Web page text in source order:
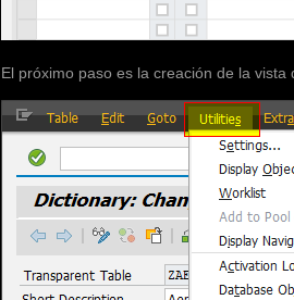
El próximo paso es la creación de la